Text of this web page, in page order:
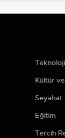
Teknoloji
Kültür
Seyahat
Eğitim
Tercih